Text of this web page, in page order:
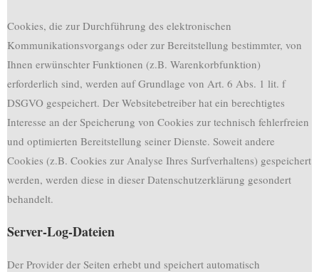
Cookies, die zur Durchführung des elektronischen
Kommunikationsvorgangs oder zur Bereitstellung bestimmter, von
Ihnen erwünschter Funktionen (z.B. Warenkorbfunktion)
erforderlich sind, werden auf Grundlage von Art. 6 Abs. 1 lit. f
DSGVO gespeichert. Der Websitebetreiber hat ein berechtigtes
Interesse an der Speicherung von Cookies zur technisch fehlerfreien
und optimierten Bereitstellung seiner Dienste. Soweit andere
Cookies (z.B. Cookies zur Analyse Ihres Surfverhaltens) gespeichert
werden, werden diese in dieser Datenschutzerklärung gesondert
behandelt.
Server-Log-Dateien
Der Provider der Seiten erhebt und speichert automatisch